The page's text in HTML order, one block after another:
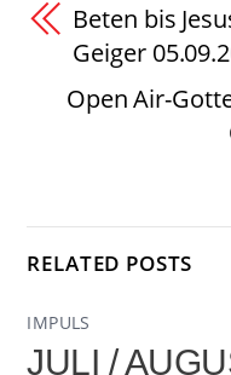
Beten bis
Geiger
Open Air-
RELATED POSTS
IMPULS
JULI /